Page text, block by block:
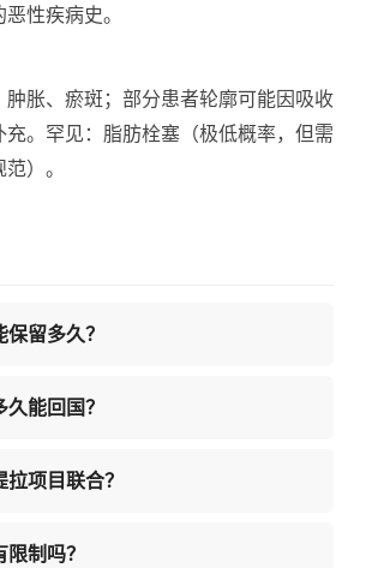
性疾病史。
肿胀、瘀斑；部分患者轮廓可能因吸收
。罕见：脂肪栓塞（极低概率，但需
）。
留多久？
能回国？
项目联合？
制吗？